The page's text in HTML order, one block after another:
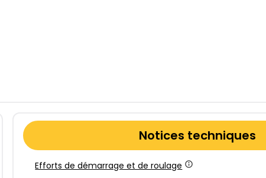
Notices techniques
Efforts de démarrage et de roulage